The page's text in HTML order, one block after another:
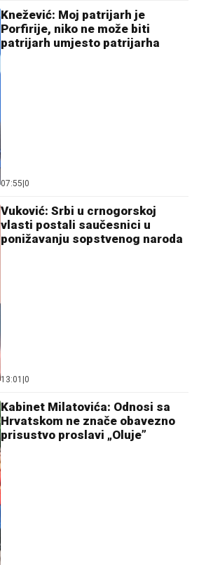
Knežević: Moj patrijarh je
Porfirije, niko ne može biti
patrijarh umjesto patrijarha
07:55 0
Vuković: Srbi u crnogorskoj
vlasti postali saučesnici u
ponižavanju sopstvenog naroda
13:01 0
Kabinet Milatovića: Odnosi sa
Hrvatskom ne znače obavezno
prisustvo proslavi „Oluje”